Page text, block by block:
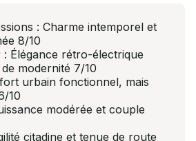
: Charme intemporel et
8/10
: Élégance rétro-électrique
modernité 7/10
urbain fonctionnel, mais
10
modérée et couple
citadine et tenue de route